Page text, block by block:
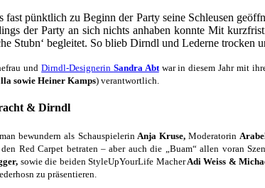
fast pünktlich zu Beginn der Party seine Schleusen
der Party an sich nichts anhaben konnte Mit
Stubn‘ begleitet. So blieb Dirndl und Lederne trocken
undDirndl-Designerin Sandra Abtwar in diesem Jahr mit
sowie Heiner Kamps) verantwortlich.
& Dirndl
bewundernals SchauspielerinAnja Kruse,Moderatorin
den Red Carpet betraten– aber auch die „Buam“ allen voran
sowie die beiden StyleUpYourLife MacherAdi Weiss &
zu präsentieren.